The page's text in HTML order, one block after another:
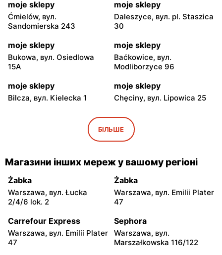
moje sklepy
Ćmielów, вул.
Sandomierska 243
moje sklepy
Daleszyce, вул. pl. Staszica
30
moje sklepy
Bukowa, вул. Osiedlowa
15A
moje sklepy
Baćkowice, вул.
Modliborzyce 96
moje sklepy
Bilcza, вул. Kielecka 1
moje sklepy
Chęciny, вул. Lipowica 25
Iwaniska, вул. Ujazdowska
moje sklepy
Bogoria, вул. Rynek 30
moje sklepy
Gorzyce, вул. Szkolna 44
moje sklepy
Grębów, вул. Wydrza 180
moje sklepy
Jadachy, вул. Jadachy 111
moje sklepy
Jeżowe, вул. Zalesie 77
moje sklepy
Kazimierza Wielka, вул.
Kolejowa 15
moje sklepy
Kamień, вул. Błonie 23
БІЛЬШЕ
Магазини інших мереж у вашому регіоні
Żabka
Warszawa, вул. Łucka
2/4/6 lok. 2
Żabka
Warszawa, вул. Emilii Plater
47
Carrefour Express
Warszawa, вул. Emilii Plater
47
Sephora
Warszawa, вул.
Marszałkowska 116/122